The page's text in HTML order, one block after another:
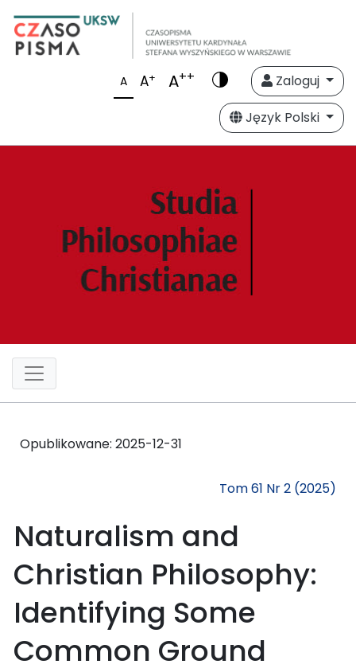
A A+ A++
Zaloguj
Język Polski
Opublikowane: 2025-12-31
Tom 61 Nr 2 (2025)
Naturalism and
Christian Philosophy:
Identifying Some
Common Ground